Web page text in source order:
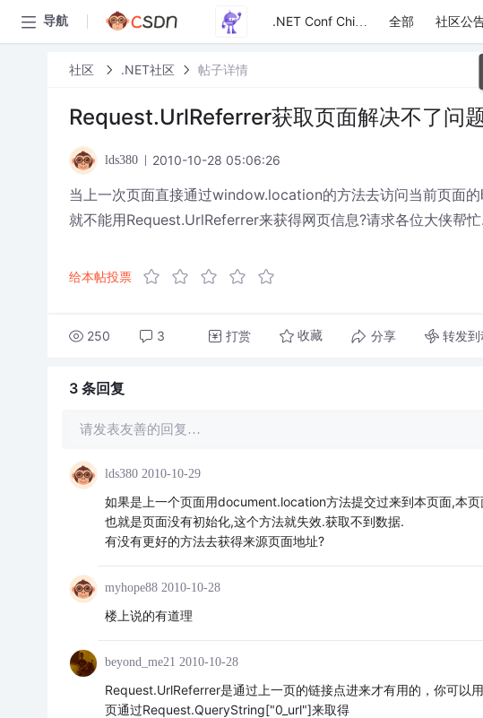
导航 .NET Conf China 全部 社区公
社区 .NET社区 帖子详情
Request.UrlReferrer获取页面解决不了问
lds380 2010-10-28 05:06:26
当上一次页面直接通过window.location的方法去访问当前页面的
就不能用Request.UrlReferrer来获得网页信息?请求各位大侠帮忙
给本帖投票
250 3 打赏 收藏 分享 转发到
3 条回复
请发表友善的回复…
lds380 2010-10-29
如果是上一个页面用document.location方法提交过来到本页面,本页
也就是页面没有初始化,这个方法就失效.获取不到数据.
有没有更好的方法去获得来源页面地址?
myhope88 2010-10-28
楼上说的有道理
beyond_me21 2010-10-28
Request.UrlReferrer是通过上一页的链接点进来才有用的，你可
页通过Request.QueryString["0_url"]来取得